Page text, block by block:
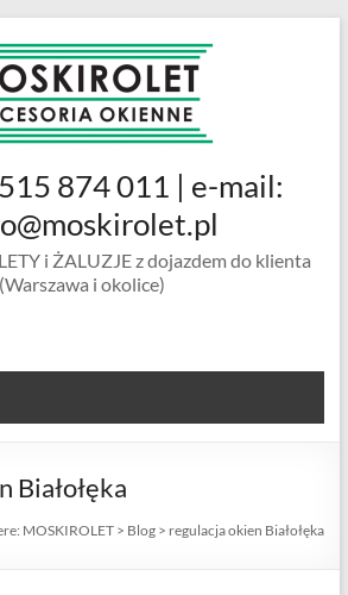
874 011 | e-mail:
i ŻALUZJE z dojazdem do klienta
(Warszawa i okolice)
Białołęka
MOSKIROLET > Blog > regulacja okien Białołęka